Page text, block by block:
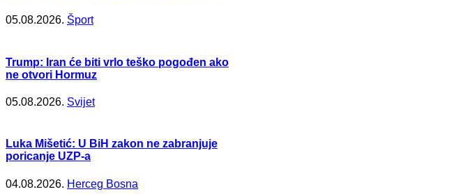
05.08.2026. Šport
Trump: Iran će biti vrlo teško pogođen ako
ne otvori Hormuz
05.08.2026. Svijet
Luka Mišetić: U BiH zakon ne zabranjuje
poricanje UZP-a
04.08.2026. Herceg Bosna